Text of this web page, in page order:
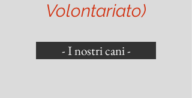
Volontariato)
- I nostri cani -